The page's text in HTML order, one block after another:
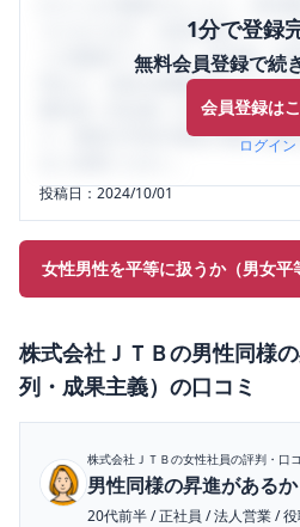
1分で登録
無料会員登録で続
会員登録は
ログイン
うになります。SHEHUB(シーハ
ミの投稿サイトです。給与面・女
判など、女性の転職は気にすべき
輩社員（元社員）の口コミを通し
り、将来の不安や現在の悩みを解
投稿日：2024/10/01
女性男性を平等に扱うか（男女
株式会社ＪＴＢの男性同様
列・成果主義） の口コミ
株式会社ＪＴＢの女性社員の評判・口
男性同様の昇進があるか
20代前半/正社員 /法人営業/